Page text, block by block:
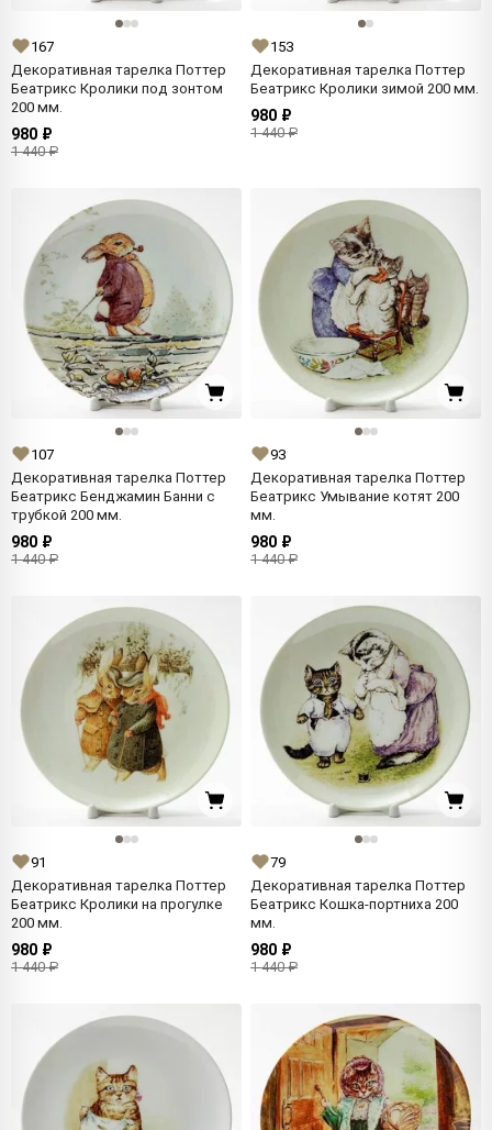
167
Декоративная тарелка Поттер
Беатрикс Кролики под зонтом
200 мм.
980 ₽
1 440 ₽
153
Декоративная тарелка Поттер
Беатрикс Кролики зимой 200 мм.
980 ₽
1 440 ₽
107
Декоративная тарелка Поттер
Беатрикс Бенджамин Банни с
трубкой 200 мм.
980 ₽
1 440 ₽
93
Декоративная тарелка Поттер
Беатрикс Умывание котят 200
мм.
980 ₽
1 440 ₽
91
Декоративная тарелка Поттер
Беатрикс Кролики на прогулке
200 мм.
980 ₽
1 440 ₽
79
Декоративная тарелка Поттер
Беатрикс Кошка-портниха 200
мм.
980 ₽
1 440 ₽